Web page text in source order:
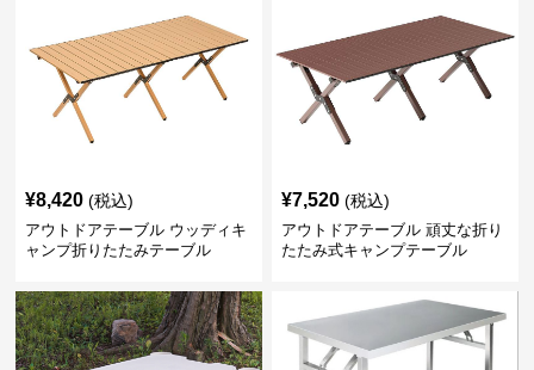
¥8,420 (税込)
アウトドアテーブル ウッディキ
ャンプ折りたたみテーブル
¥7,520 (税込)
アウトドアテーブル 頑丈な折り
たたみ式キャンプテーブル